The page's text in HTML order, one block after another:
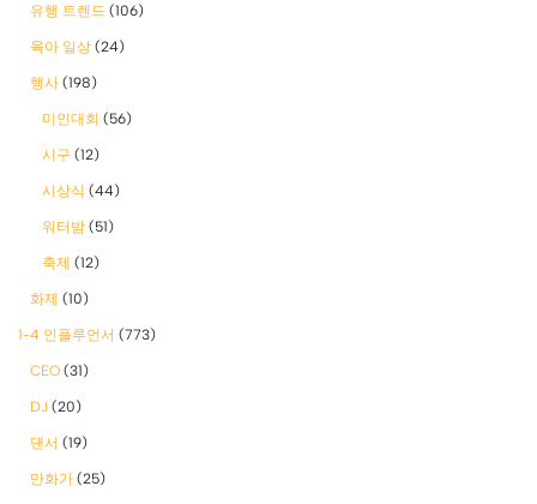
유행 트렌드 (106)
육아 일상 (24)
행사 (198)
미인대회 (56)
시구 (12)
시상식 (44)
워터밤 (51)
축제 (12)
화제 (10)
1-4 인플루언서 (773)
CEO (31)
DJ (20)
댄서 (19)
만화가 (25)